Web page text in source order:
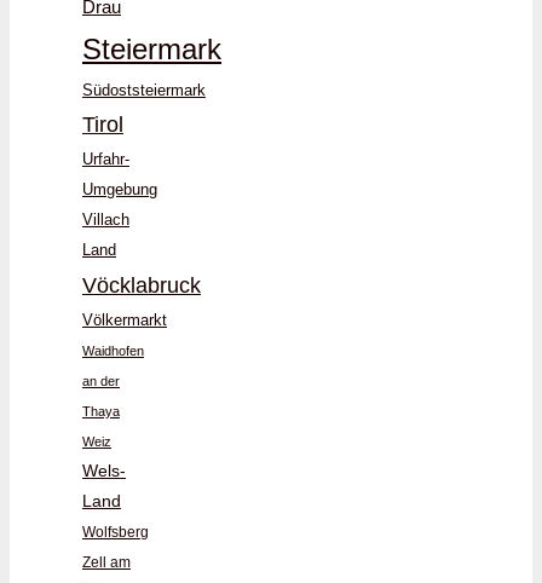
Drau
Steiermark
Südoststeiermark
Tirol
Urfahr-
Umgebung
Villach
Land
Vöcklabruck
Völkermarkt
Waidhofen
an der
Thaya
Weiz
Wels-
Land
Wolfsberg
Zell am